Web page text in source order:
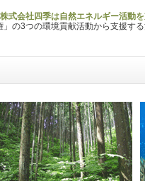
株式会社四季は自然エネルギー活動
の3つの環境貢献活動から支援する